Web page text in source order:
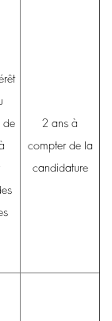
de
2 ans à
compter de la
candidature